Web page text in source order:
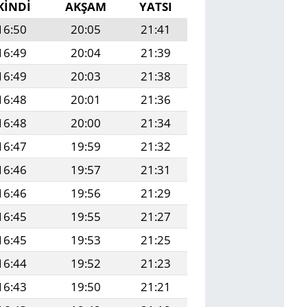
AKŞAM
YATSI
20:05
21:41
20:04
21:39
20:03
21:38
20:01
21:36
20:00
21:34
19:59
21:32
19:57
21:31
19:56
21:29
19:55
21:27
19:53
21:25
19:52
21:23
19:50
21:21